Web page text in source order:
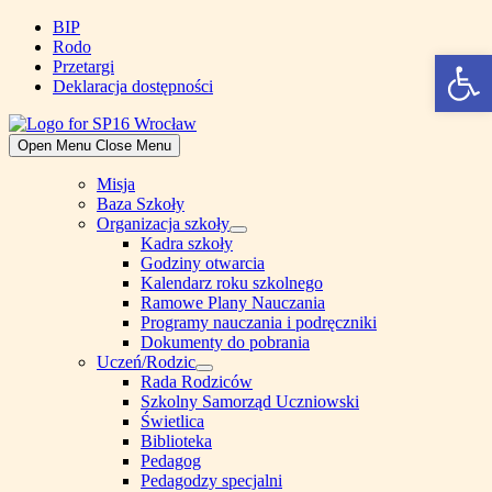
Skip
content
BIP
Rodo
Przetargi
Deklaracja dostępności
Open Menu Close Menu
Misja
Baza Szkoły
Organizacja szkoły
Show
sub
menu
Kadra szkoły
Godziny otwarcia
Kalendarz roku szkolnego
Ramowe Plany Nauczania
Programy nauczania i podręczniki
Dokumenty do pobrania
Uczeń/Rodzic
Show
sub
menu
Rada Rodziców
Szkolny Samorząd Uczniowski
Świetlica
Biblioteka
Pedagog
Pedagodzy specjalni